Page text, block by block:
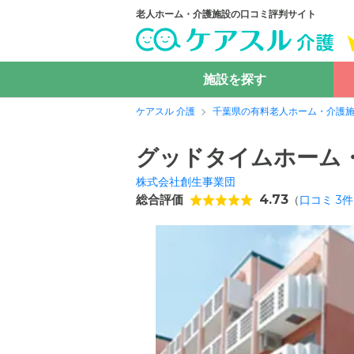
老人ホーム・介護施設の口コミ評判サイト
施設を探す
ケアスル 介護 千葉県の有料老人ホーム・介護
グッドタイムホーム
株式会社創生事業団
総合評価 4.73 （口コミ 3件